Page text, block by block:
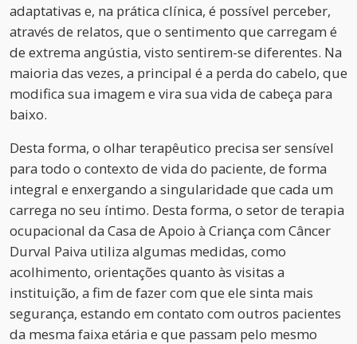
adaptativas e, na prática clínica, é possível perceber,
através de relatos, que o sentimento que carregam é
de extrema angústia, visto sentirem-se diferentes. Na
maioria das vezes, a principal é a perda do cabelo, que
modifica sua imagem e vira sua vida de cabeça para
baixo.
Desta forma, o olhar terapêutico precisa ser sensível
para todo o contexto de vida do paciente, de forma
integral e enxergando a singularidade que cada um
carrega no seu íntimo. Desta forma, o setor de terapia
ocupacional da Casa de Apoio à Criança com Câncer
Durval Paiva utiliza algumas medidas, como
acolhimento, orientações quanto às visitas a
instituição, a fim de fazer com que ele sinta mais
segurança, estando em contato com outros pacientes
da mesma faixa etária e que passam pelo mesmo